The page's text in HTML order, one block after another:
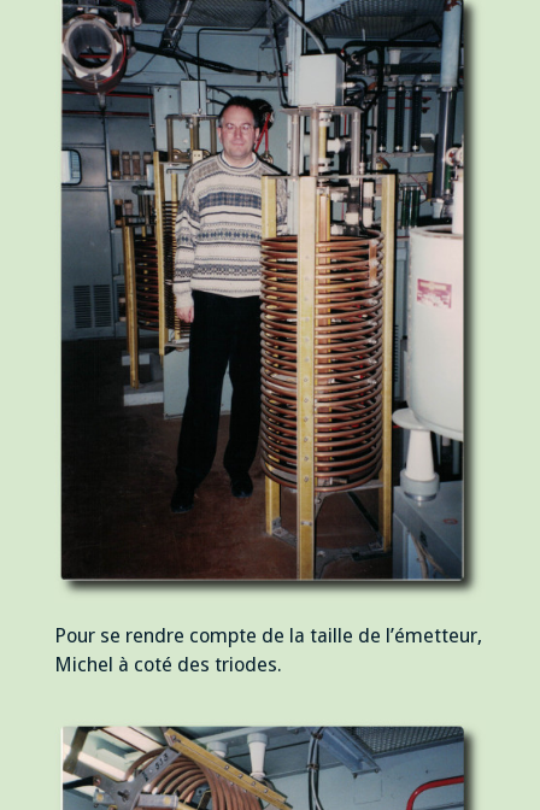
Pour se rendre compte de la taille de l’émetteur,
Michel à coté des triodes.